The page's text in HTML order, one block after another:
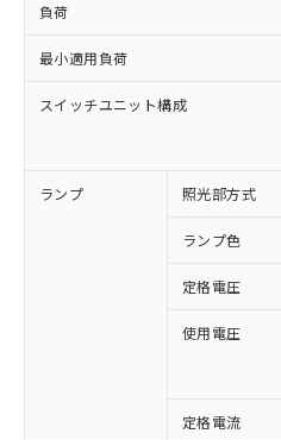
負荷
最小適用負荷
スイッチユニット構成
ランプ 照光部方式
ランプ色
定格電圧
使用電圧
定格電流
※1 対応状況
対応済み：EU
非含有に対応した製